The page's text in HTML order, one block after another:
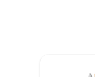
voyages
maison ou les